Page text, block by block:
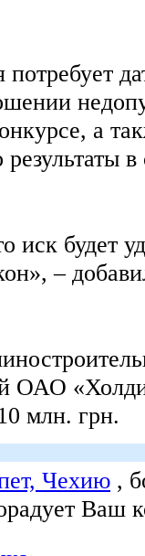
а
результаты
будет
–
ОАО
млн. грн.
Чехию ,
Ваш